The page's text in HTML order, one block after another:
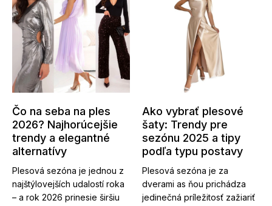
Čo na seba na ples
2026? Najhorúcejšie
trendy a elegantné
alternatívy
Plesová sezóna je jednou z
najštýlovejších udalostí roka
– a rok 2026 prinesie širšiu
Ako vybrať plesové
šaty: Trendy pre
sezónu 2025 a tipy
podľa typu postavy
Plesová sezóna je za
dverami as ňou prichádza
jedinečná príležitosť zažiariť